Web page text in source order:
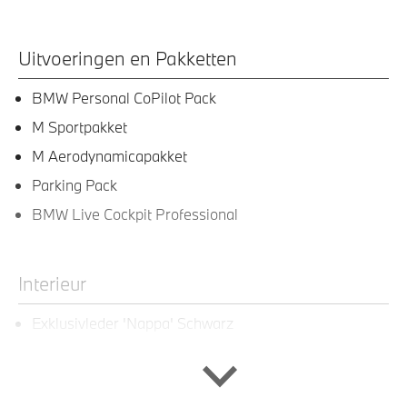
Uitvoeringen en Pakketten
BMW Personal CoPilot Pack
M Sportpakket
M Aerodynamicapakket
Parking Pack
BMW Live Cockpit Professional
Interieur
Exklusivleder 'Nappa' Schwarz
Comfortstoelen met elektrische verstelling,